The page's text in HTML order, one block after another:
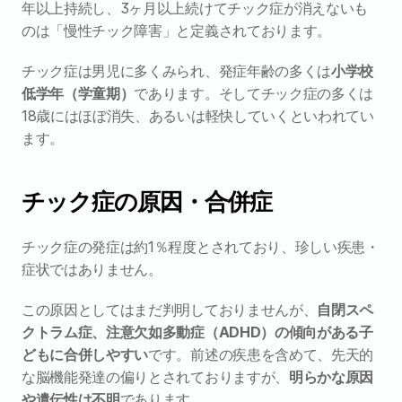
年以上持続し、3ヶ月以上続けてチック症が消えないも
のは「慢性チック障害」と定義されております。
チック症は男児に多くみられ、発症年齢の多くは小学校
低学年（学童期） であります。そしてチック症の多くは
18歳にはほぼ消失、あるいは軽快していくといわれてい
ます。
チック症の原因・合併症
チック症の発症は約1％程度とされており、珍しい疾患・
症状ではありません。
この原因としてはまだ判明しておりませんが、 自閉スペ
クトラム症、注意欠如多動症（ADHD）の傾向がある子
どもに合併しやすいです。前述の疾患を含めて、先天的
な脳機能発達の偏りとされておりますが、 明らかな原因